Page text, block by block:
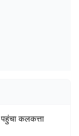
कलकत्ता